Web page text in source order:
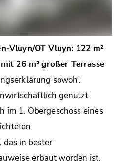
Vluyn/OT Vluyn: 122 m²
26 m² großer Terrasse
sowohl
genutzt
im 1. Obergeschoss eines
das in bester
erbaut worden ist.